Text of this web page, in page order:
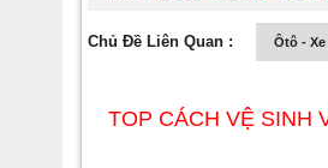
Chủ Đề Liên Quan : Ôtô -
TOP CÁCH VỆ SINH